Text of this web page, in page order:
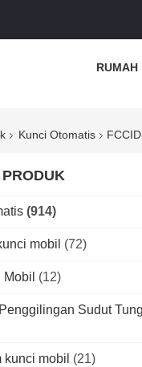
RUMAH
Kunci Otomatis
(914)
mobil (72)
(12)
Sudut
kunci mobil (21)